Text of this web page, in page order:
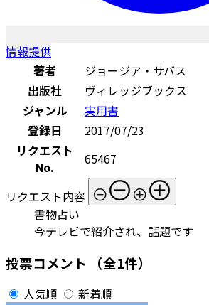
情報提供
著者
ジョージア・サバス
出版社
ヴィレッジブックス
ジャンル
実用書
登録日
2017/07/23
リクエスト
No.
65467
リクエスト内容
書物占い
今テレビで紹介され、話題です
投票コメント （全1件）
人気順 新着順